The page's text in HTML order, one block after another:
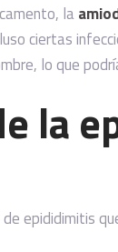
la
ciertas
lo que
la
epididimitis